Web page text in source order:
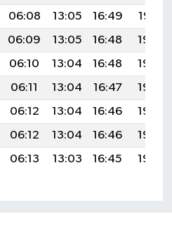
06:08 13:05 16:49
19:52
06:09 13:05 16:48
19:50
06:10 13:04 16:48
19:49
06:11 13:04 16:47
19:48
06:12 13:04 16:46
19:46
06:12 13:04 16:46
19:45
06:13 13:03 16:45 19:43